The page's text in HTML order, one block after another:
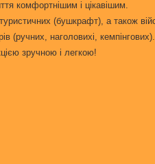
комфортнішим і цікавішим.
(бушкрафт), а також
(ручних, наголовихі, кемпінгових).
зручною і легкою!